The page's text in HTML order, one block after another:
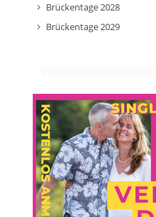
Brückentage 2028
Brückentage 2029